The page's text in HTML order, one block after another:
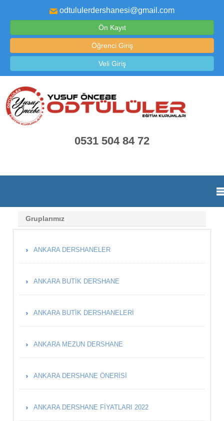
odtululerdershanesi@gmail.com
Ön Kayıt
Öğrenci Giriş
Veli Giriş
0531 504 84 72
Gruplarımız
ANKARA DERSHANELER
ANKARA BUTIK DERSHANE
ANKARA BUTIK DERSHANELERI
ANKARA MEZUN DERSHANE
ANKARA DERSHANE ÖNERISI
ANKARA DERSHANE FIYATLARI 2022